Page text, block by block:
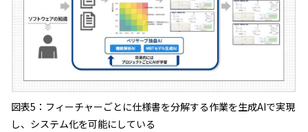
図表5：フィーチャーごとに仕様書を分解する作業を生成AIで実現
し、システム化を可能にしている